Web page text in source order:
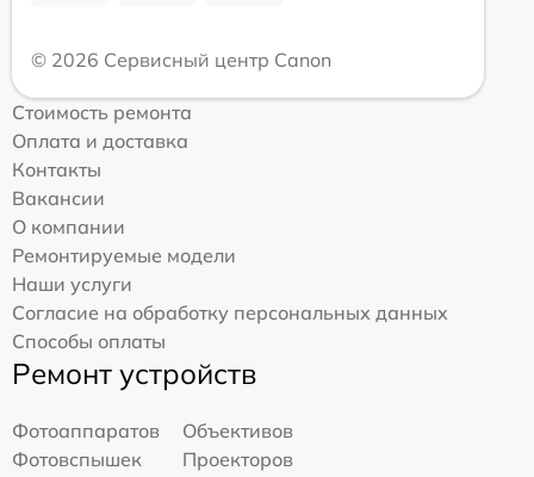
© 2026 Сервисный центр Canon
Стоимость ремонта
Оплата и доставка
Контакты
Вакансии
О компании
Ремонтируемые модели
Наши услуги
Согласие на обработку персональных данных
Способы оплаты
Ремонт устройств
Фотоаппаратов
Объективов
Фотовспышек
Проекторов